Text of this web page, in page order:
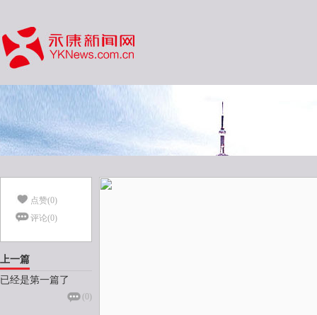
点赞(0)
评论(0)
上一篇
已经是第一篇了
(0)